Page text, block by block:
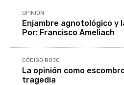
OPINIÓN
Enjambre agnotológico y
Por: Francisco Ameliach
CÓDIGO ROJO
La opinión como
tragedia